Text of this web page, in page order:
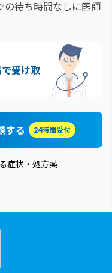
の待ち時間なしに医師
受け取
する 24時間受付
症状・処方薬